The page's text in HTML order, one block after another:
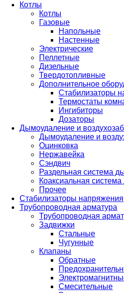
Котлы
Котлы
Газовые
Напольные
Настенные
Электрические
Пеллетные
Дизельные
Твердотопливные
Дополнительное
Стабилизаторы
Термостаты
Ингибиторы
Дозаторы
Дымоудаление и
Дымоудаление и
Оцинковка
Нержавейка
Сэндвич
Раздельная система
Коаксиальная
Прочее
Стабилизаторы напряжения
Трубопроводная арматура
Трубопроводная
Задвижки
Стальные
Чугунные
Клапаны
Обратные
Смесительные